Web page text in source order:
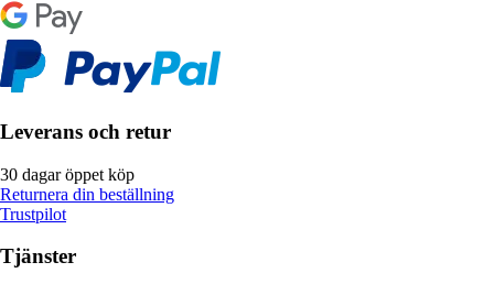
Leverans och retur
30 dagar öppet köp
Returnera din beställning
Trustpilot
Tjänster